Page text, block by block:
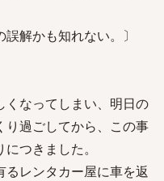
解かも知れない。〕
くなってしまい、明日の
り過ごしてから、この事
つきました。
レンタカー屋に車を返